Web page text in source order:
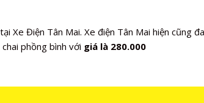
Điện Tân Mai. Xe điện Tân Mai hiện cũng
phồng bình với giá là 280.000